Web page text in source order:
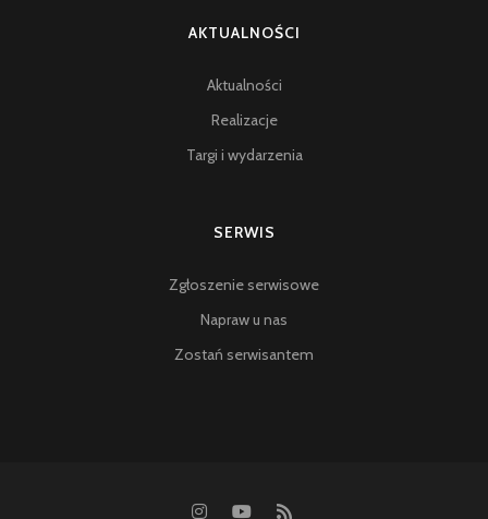
AKTUALNOŚCI
Aktualności
Realizacje
Targi i wydarzenia
SERWIS
Zgłoszenie serwisowe
Napraw u nas
Zostań serwisantem